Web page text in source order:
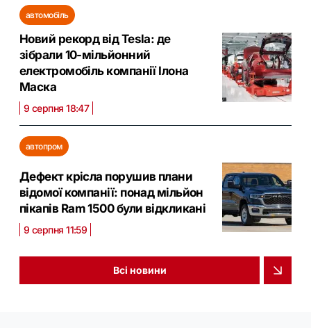
автомобіль
Новий рекорд від Tesla: де
зібрали 10-мільйонний
електромобіль компанії Ілона
Маска
9 серпня 18:47
автопром
Дефект крісла порушив плани
відомої компанії: понад мільйон
пікапів Ram 1500 були відкликані
9 серпня 11:59
Всі новини